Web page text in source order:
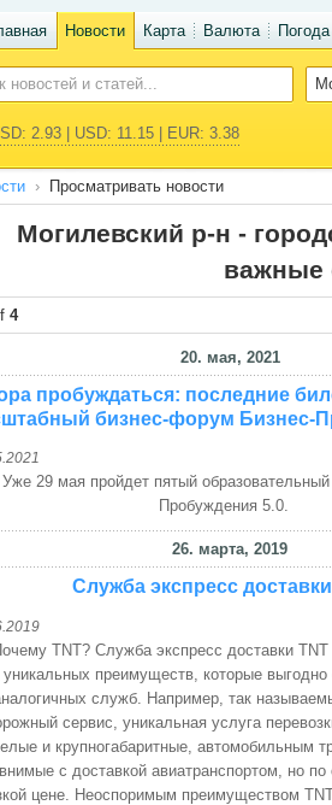
Новости Карта Валюта Погода
2.93 | USD: 11.15 | EUR: 3.38
Просматривать новости
Могилевский р-н -
важные
4
20. мая, 2021
пробуждаться: последние
бизнес-форум Бизнес-
Уже 29 мая пройдет пятый
Пробуждения 5.0.
26. марта, 2019
Служба экспресс
TNT? Служба экспресс доставки TNT
уникальных преимуществ, которые выгодно
служб. Например, так
сервис, уникальная услуга
и крупногабаритные, автомобильным
с доставкой авиатранспортом, но
цене. Неоспоримым преимуществом